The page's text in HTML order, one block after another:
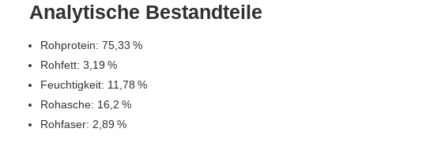
Analytische Bestandteile
Rohprotein: 75,33 %
Rohfett: 3,19 %
Feuchtigkeit: 11,78 %
Rohasche: 16,2 %
Rohfaser: 2,89 %